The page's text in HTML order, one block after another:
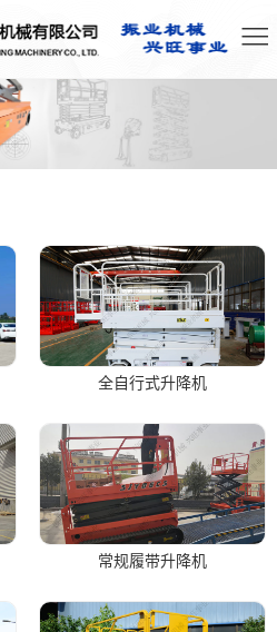
全自行式升降机
常规履带升降机